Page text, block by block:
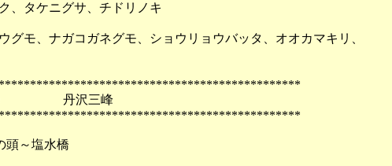
、タケニグサ、チドリノキ
グモ、ナガコガネグモ、ショウリョウバッタ、オオカマキリ、
丹沢三峰
頭～塩水橋